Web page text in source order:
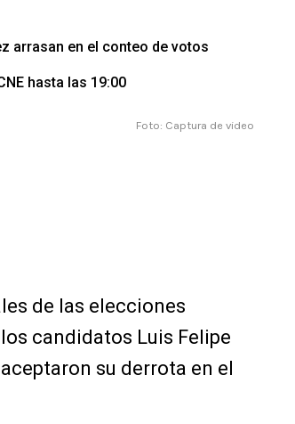
arrasan en el conteo de votos
hasta las 19:00
Foto: Captura de video
de las elecciones
candidatos Luis Felipe
su derrota en el